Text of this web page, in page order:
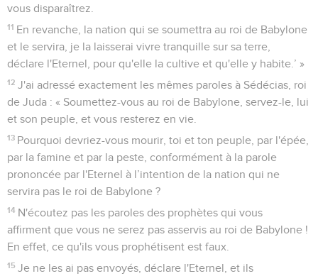
vous disparaîtrez.
11 En revanche, la nation qui se soumettra au roi de Babylone
et le servira, je la laisserai vivre tranquille sur sa terre,
déclare l'Eternel, pour qu'elle la cultive et qu'elle y habite.’ »
12 J'ai adressé exactement les mêmes paroles à Sédécias, roi
de Juda : « Soumettez-vous au roi de Babylone, servez-le, lui
et son peuple, et vous resterez en vie.
13 Pourquoi devriez-vous mourir, toi et ton peuple, par l'épée,
par la famine et par la peste, conformément à la parole
prononcée par l'Eternel à l’intention de la nation qui ne
servira pas le roi de Babylone ?
14 N'écoutez pas les paroles des prophètes qui vous
affirment que vous ne serez pas asservis au roi de Babylone !
En effet, ce qu'ils vous prophétisent est faux.
15 Je ne les ai pas envoyés, déclare l'Eternel, et ils